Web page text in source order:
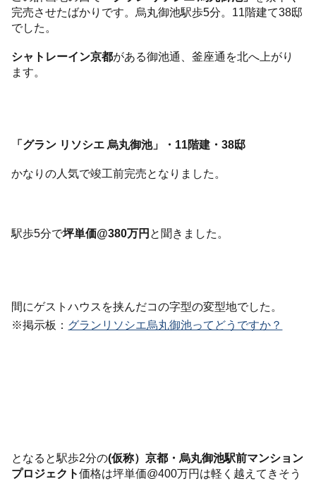
完売させたばかりです。烏丸御池駅歩5分。11階建て38邸
でした。
シャトレーイン京都がある御池通、釜座通を北へ上がり
ます。
「グラン リソシエ 烏丸御池」・11階建・38邸
かなりの人気で竣工前完売となりました。
駅歩5分で坪単価@380万円 と聞きました。
間にゲストハウスを挟んだコの字型の変型地でした。
※掲示板： グランリソシエ烏丸御池ってどうですか？
となると駅歩2分の(仮称）京都・烏丸御池駅前マンション
プロジェクト価格は坪単価@400万円は軽く越えてきそう